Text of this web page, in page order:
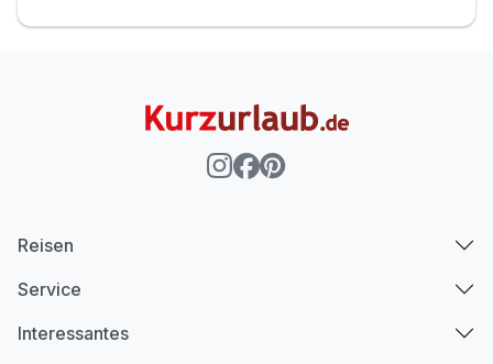
Reisen
Service
Interessantes